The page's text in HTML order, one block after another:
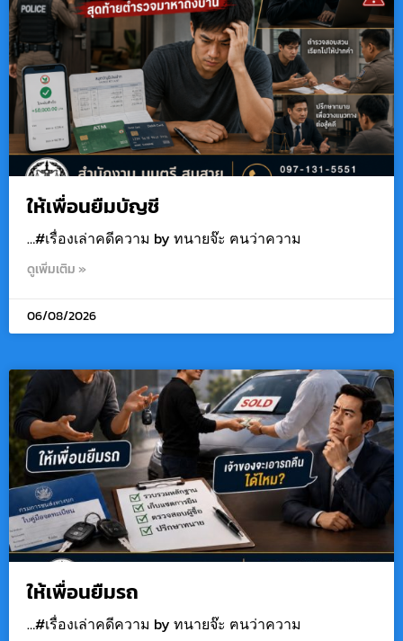
ให้เพื่อนยืมบัญชี
…#เรื่องเล่าคดีความ by ทนายจ๊ะ ฅนว่าความ
ดูเพิ่มเติม »
06/08/2026
ให้เพื่อนยืมรถ
…#เรื่องเล่าคดีความ by ทนายจ๊ะ ฅนว่าความ